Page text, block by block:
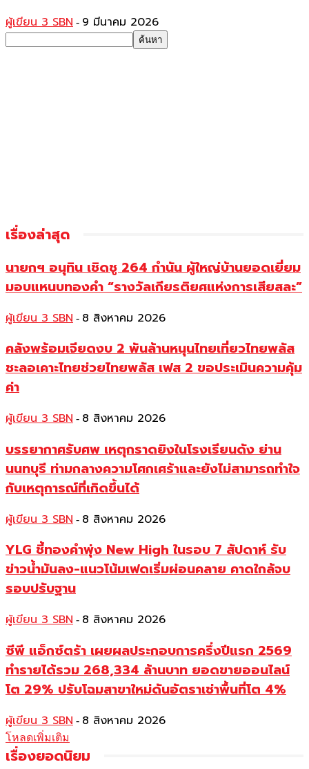
ผู้เขียน 3 SBN - 9 มีนาคม 2026
เรื่องล่าสุด
นายกฯ อนุทิน เชิดชู 264 กำนัน ผู้ใหญ่บ้านยอดเยี่ยม
มอบแหนบทองคำ “รางวัลเกียรติยศแห่งการเสียสละ”
ผู้เขียน 3 SBN - 8 สิงหาคม 2026
คลังพร้อมเจียดงบ 2 พันล้านหนุนไทยเที่ยวไทยพลัส
ชะลอเคาะไทยช่วยไทยพลัส เฟส 2 ขอประเมินความคุ้ม
ค่า
ผู้เขียน 3 SBN - 8 สิงหาคม 2026
บรรยากาศรับศพ เหตุกราดยิงในโรงเรียนดัง ย่าน
นนทบุรี ท่ามกลางความโศกเศร้าและยังไม่สามารถทำใจ
กับเหตุการณ์ที่เกิดขึ้นได้
ผู้เขียน 3 SBN - 8 สิงหาคม 2026
YLG ชี้ทองคำพุ่ง New High ในรอบ 7 สัปดาห์ รับ
ข่าวน้ำมันลง-แนวโน้มเฟดเริ่มผ่อนคลาย คาดใกล้จบ
รอบปรับฐาน
ผู้เขียน 3 SBN - 8 สิงหาคม 2026
ซีพี แอ็กซ์ตร้า เผยผลประกอบการครึ่งปีแรก 2569
ทำรายได้รวม 268,334 ล้านบาท ยอดขายออนไลน์
โต 29% ปรับโฉมสาขาใหม่ดันอัตราเช่าพื้นที่โต 4%
ผู้เขียน 3 SBN - 8 สิงหาคม 2026
โหลดเพิ่มเติม
เรื่องยอดนิยม